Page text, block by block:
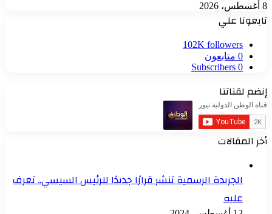
8 أغسطس، 2026
تابعونا علي
102K followers
0 متابعون
0
Subscribers
إنضم لقناتنا
أخر المقالات
الجريدة الرسمية تنشر قرارًا جديدًا للرئيس السيسي.. تعرف
عليه